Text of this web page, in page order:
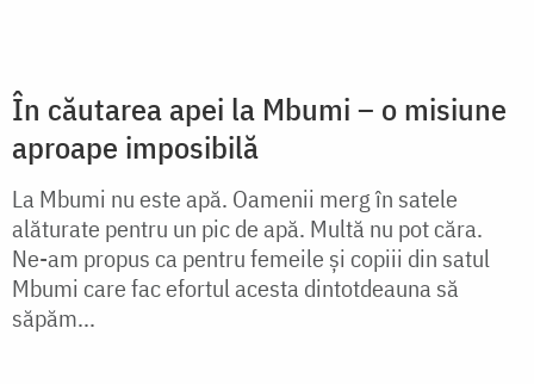
Kristo Amefufuka! Kweli Amefufuka!
Au trecut peste noi pregătirile pentru marele praznic,
vopsirea celor 400 de ouă pentru toți credincioșii
care au ajuns la Invierea Domnului, slujbele din
Săptămâna Patimilor, trei zile de Paști,...